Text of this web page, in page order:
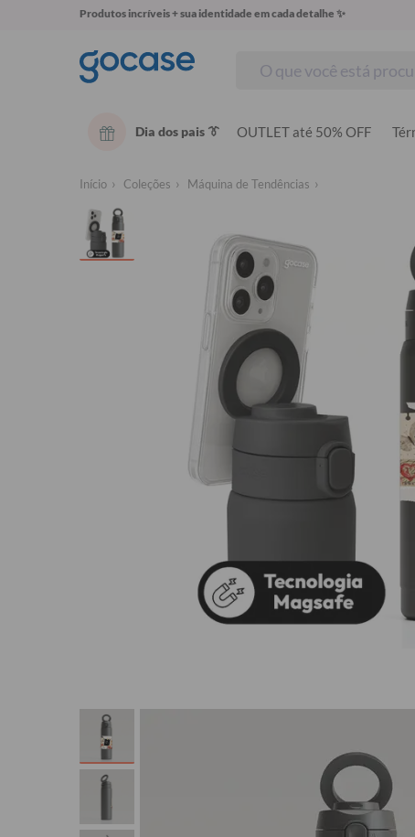
Produtos incríveis + sua identidade em cada detalhe ✨
Dia dos pais 👔 OUTLET até 50% OFF
Início Coleções Máquina de Tendências